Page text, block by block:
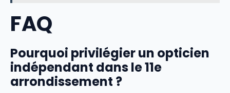
FAQ
Pourquoi privilégier un opticien
indépendant dans le 11e
arrondissement ?